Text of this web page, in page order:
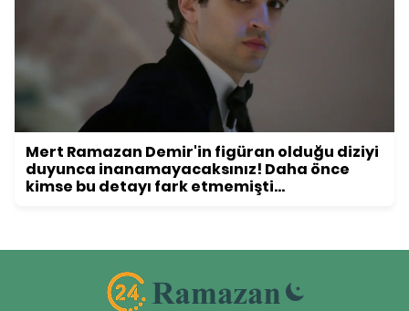
Mert Ramazan Demir'in figüran olduğu diziyi
duyunca inanamayacaksınız! Daha önce
kimse bu detayı fark etmemişti...